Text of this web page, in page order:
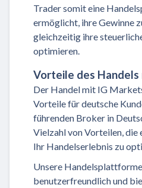
Trader somit eine
ermöglicht, ihre Gewinne
gleichzeitig ihre
optimieren.
Vorteile des
Der Handel mit IG
Vorteile für deutsche
führenden Broker in
Vielzahl von Vorteilen, die
Ihr Handelserlebnis zu
Unsere
benutzerfreundlich und